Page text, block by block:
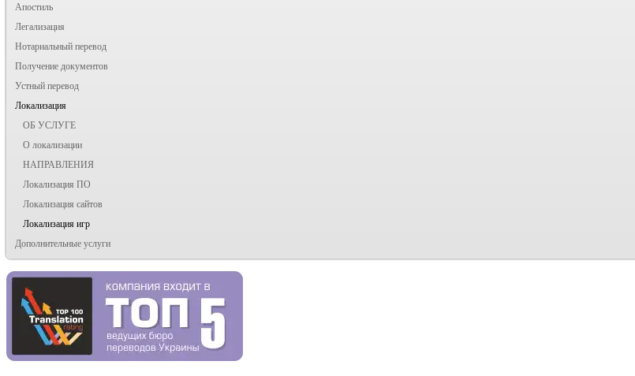
Апостиль
Легализация
Нотариальный перевод
Получение документов
Устный перевод
Локализация
ОБ УСЛУГЕ
О локализации
НАПРАВЛЕНИЯ
Локализация ПО
Локализация сайтов
Локализация игр
Дополнительные услуги